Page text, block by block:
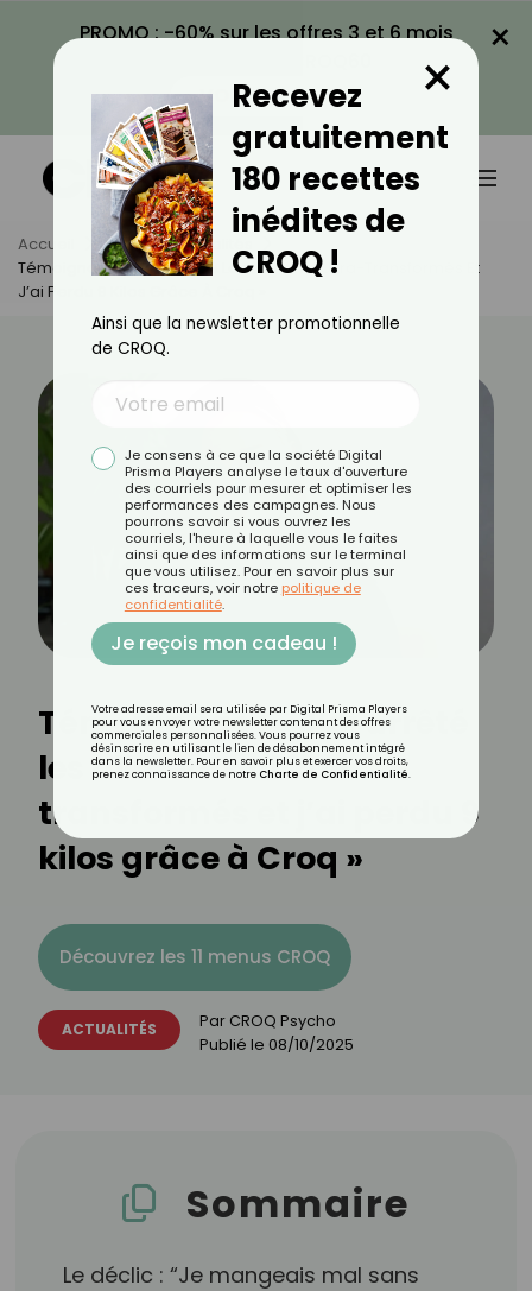
PROMO : -60% sur les offres 3 et 6 mois
VOIR LA PROMO
×
Accueil Actus
Actualités
Témoignage : « J’ai Arrêté Les Aliments Ultra-Transformés Et
J’ai Perdu 9 Kilos Grâce À Croq »
Témoignage : « J’ai arrêté
les aliments ultra-
transformés et j’ai perdu 9
kilos grâce à Croq »
Découvrez les 11 menus CROQ
ACTUALITÉS Par CROQ Psycho
Publié le 08/10/2025
Sommaire
Le déclic : “Je mangeais mal sans
Recevez
gratuitement
180 recettes
inédites de
CROQ !
×
Ainsi que la newsletter promotionnelle
de CROQ.
Je consens à ce que la société Digital
Prisma Players analyse le taux d'ouverture
des courriels pour mesurer et optimiser les
performances des campagnes. Nous
pourrons savoir si vous ouvrez les
courriels, l'heure à laquelle vous le faites
ainsi que des informations sur le terminal
que vous utilisez. Pour en savoir plus sur
ces traceurs, voir notre politique de
confidentialité.
Je reçois mon cadeau !
Votre adresse email sera utilisée par Digital Prisma Players
pour vous envoyer votre newsletter contenant des offres
commerciales personnalisées. Vous pourrez vous
désinscrire en utilisant le lien de désabonnement intégré
dans la newsletter. Pour en savoir plus et exercer vos droits,
prenez connaissance de notre Charte de Confidentialité.